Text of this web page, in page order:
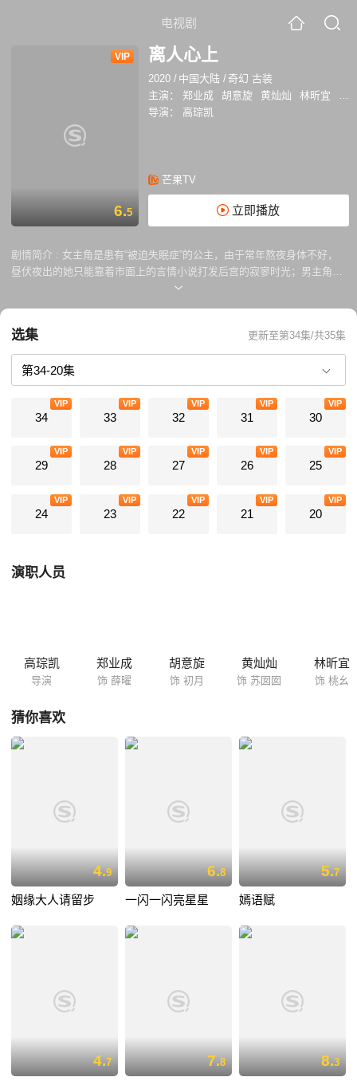
电视剧
VIP
6.5
离人心上
2020 / 中国大陆 / 奇幻 古装
主演：
郑业成 胡意旋 黄灿灿 林昕宜
杨
导演：
高琮凯
芒果TV
立即播放
剧情简介 : 女主角是患有“被迫失眠症”的公主，由于常年熬夜身体不好，
昼伏夜出的她只能靠着市面上的言情小说打发后宫的寂寥时光；男主角是
战场上九死一生的命硬将军，看似腹黑阴冷，实则重情重义。
选集 更新至第34集/共35集
34
VIP
33
VIP
32
VIP
31
VIP
30
VIP
29
VIP
28
VIP
27
VIP
26
VIP
25
VIP
24
VIP
23
VIP
22
VIP
21
VIP
20
VIP
演职人员
高琮凯
导演
郑业成
饰 薛曜
胡意旋
饰 初月
黄灿灿
饰 苏囡囡
林昕宜
饰 桃幺
猜你喜欢
4.9
姻缘大人请留步
6.8
一闪一闪亮星星
5.7
嫣语赋
4.7 7.8 8.3